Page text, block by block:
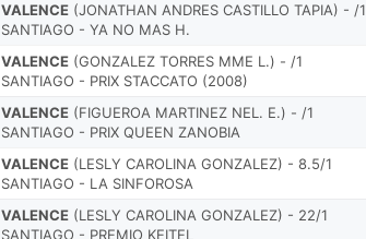
VALENCE (JONATHAN ANDRES CASTILLO TAPIA) - /1
SANTIAGO - YA NO MAS H.
VALENCE (GONZALEZ TORRES MME L.) - /1
SANTIAGO - PRIX STACCATO (2008)
VALENCE (FIGUEROA MARTINEZ NEL. E.) - /1
SANTIAGO - PRIX QUEEN ZANOBIA
VALENCE (LESLY CAROLINA GONZALEZ) - 8.5/1
SANTIAGO - LA SINFOROSA
VALENCE (LESLY CAROLINA GONZALEZ) - 22/1
SANTIAGO - PREMIO KEITEL